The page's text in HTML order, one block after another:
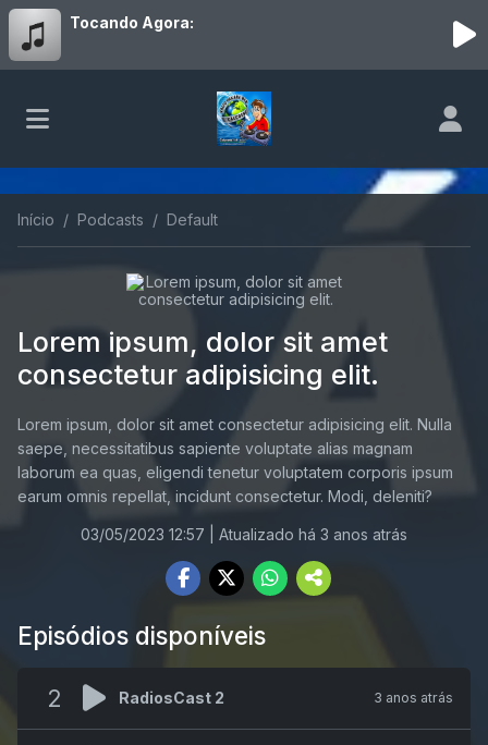
Tocando Agora:
Início Podcasts Default
Lorem ipsum, dolor sit amet
consectetur adipisicing elit.
Lorem ipsum, dolor sit amet consectetur adipisicing elit. Nulla
saepe, necessitatibus sapiente voluptate alias magnam
laborum ea quas, eligendi tenetur voluptatem corporis ipsum
earum omnis repellat, incidunt consectetur. Modi, deleniti?
03/05/2023 12:57 | Atualizado há 3 anos atrás
Episódios disponíveis
2 RadiosCast 2 3 anos atrás